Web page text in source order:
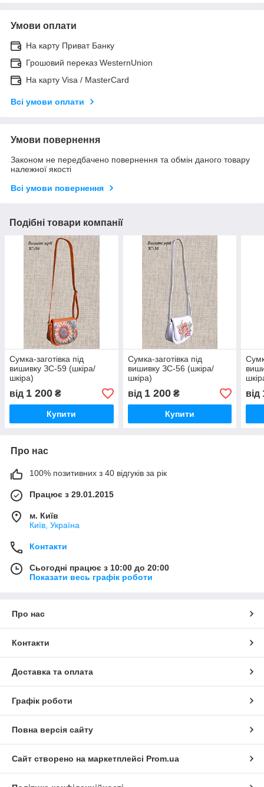
Умови оплати
На карту Приват Банку
Грошовий переказ WesternUnion
На карту Visa / MasterCard
Всі умови оплати
Умови повернення
Законом не передбачено повернення та обмін даного товару
належної якості
Всі умови повернення
Подібні товари компанії
Сумка-заготівка під
вишивку ЗС-59 (шкіра/
шкіра)
від 1 200 ₴
Купити
Сумка-заготівка під
вишивку ЗС-56 (шкіра/
шкіра)
від 1 200₴
Купити
від
Про нас
100% позитивних з 40 відгуків за рік
Працює з 29.01.2015
м. Київ
Київ, Україна
Контакти
Сьогодні працює з 10:00 до 20:00
Показати весь графік роботи
Про нас
Контакти
Доставка та оплата
Графік роботи
Повна версія сайту
Сайт створено на маркетплейсі Prom.ua